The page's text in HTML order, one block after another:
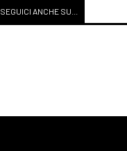
SEGUICI ANCHE SU...